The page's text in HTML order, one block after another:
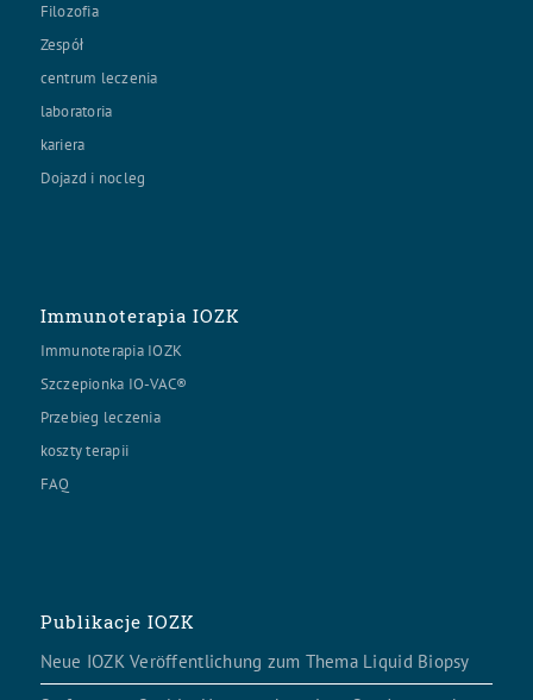
Filozofia
Zespół
centrum leczenia
laboratoria
kariera
Dojazd i nocleg
Immunoterapia IOZK
Immunoterapia IOZK
Szczepionka IO-VAC®
Przebieg leczenia
koszty terapii
FAQ
Publikacje IOZK
Neue IOZK Veröffentlichung zum Thema Liquid Biopsy